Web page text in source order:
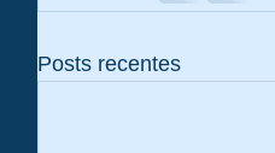
Posts recentes